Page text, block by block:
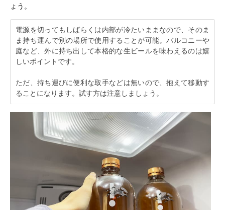
ょう。
電源を切ってもしばらくは内部が冷たいままなので、そのま
ま持ち運んで別の場所で使用することが可能。バルコニーや
庭など、外に持ち出して本格的な生ビールを味わえるのは嬉
しいポイントです。
ただ、持ち運びに便利な取手などは無いので、抱えて移動す
ることになります。試す方は注意しましょう。